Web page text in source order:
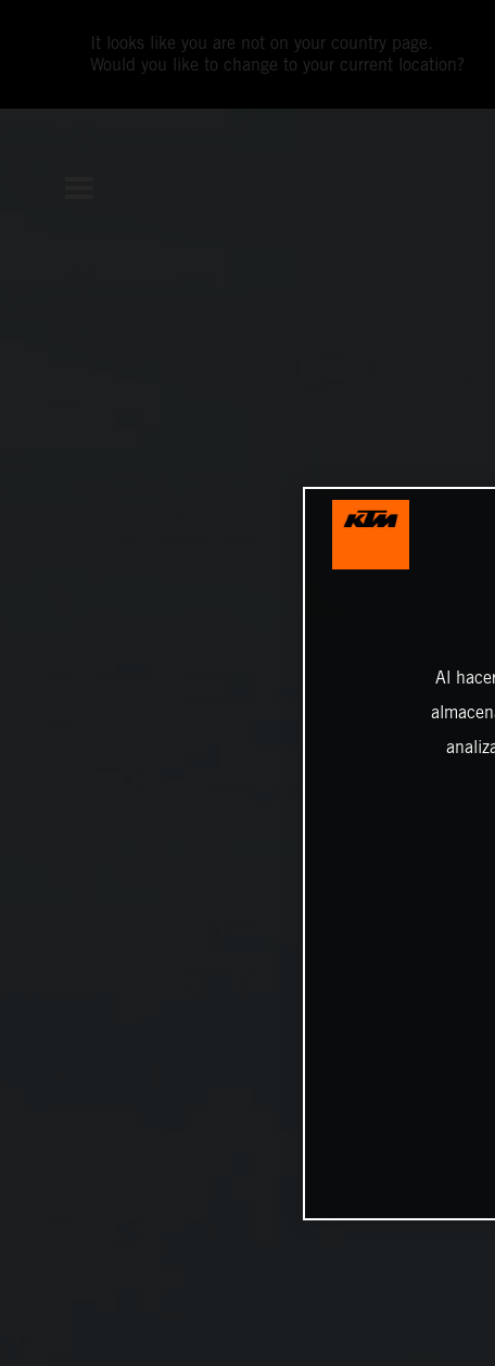
It looks like you are not on your country page.
Would you like to change to your current location?
Al